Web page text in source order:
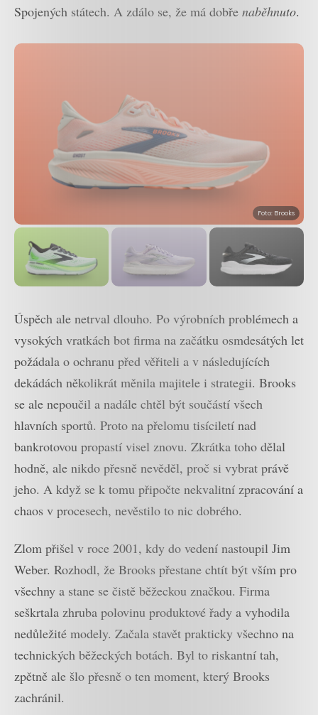
Spojených státech. A zdálo se, že má dobře naběhnuto.
Foto: Brooks
Úspěch ale netrval dlouho. Po výrobních problémech a
vysokých vratkách bot firma na začátku osmdesátých let
požádala o ochranu před věřiteli a v následujících
dekádách několikrát měnila majitele i strategii. Brooks
se ale nepoučil a nadále chtěl být součástí všech
hlavních sportů. Proto na přelomu tisíciletí nad
bankrotovou propastí visel znovu. Zkrátka toho dělal
hodně, ale nikdo přesně nevěděl, proč si vybrat právě
jeho. A když se k tomu připočte nekvalitní zpracování a
chaos v procesech, nevěstilo to nic dobrého.
Zlom přišel v roce 2001, kdy do vedení nastoupil Jim
Weber. Rozhodl, že Brooks přestane chtít být vším pro
všechny a stane se čistě běžeckou značkou. Firma
seškrtala zhruba polovinu produktové řady a vyhodila
nedůležité modely. Začala stavět prakticky všechno na
technických běžeckých botách. Byl to riskantní tah,
zpětně ale šlo přesně o ten moment, který Brooks
zachránil.